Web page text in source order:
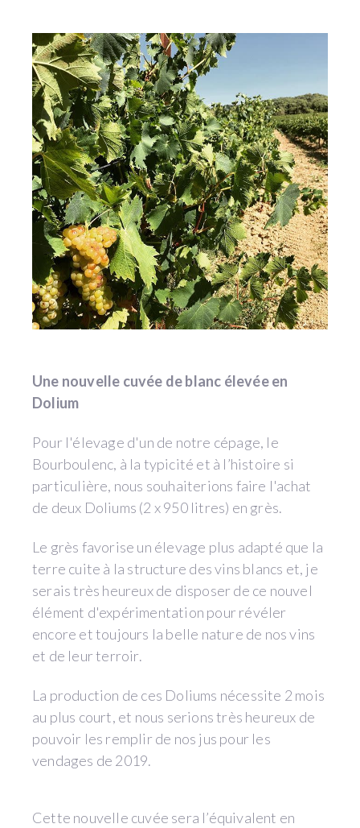
Une nouvelle cuvée de blanc élevée en
Dolium
Pour l'élevage d'un de notre cépage, le
Bourboulenc, à la typicité et à l’histoire si
particulière, nous souhaiterions faire l'achat
de deux Doliums (2 x 950 litres) en grès.
Le grès favorise un élevage plus adapté que la
terre cuite à la structure des vins blancs et, je
serais très heureux de disposer de ce nouvel
élément d'expérimentation pour révéler
encore et toujours la belle nature de nos vins
et de leur terroir.
La production de ces Doliums nécessite 2 mois
au plus court, et nous serions très heureux de
pouvoir les remplir de nos jus pour les
vendages de 2019.
Cette nouvelle cuvée sera l’équivalent en